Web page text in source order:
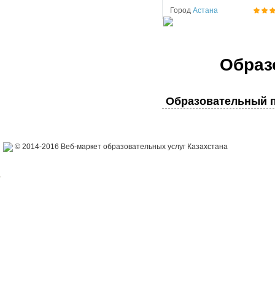
Город Астана
Образовательный
© 2014-2016 Веб-маркет образовательных услуг Казахстана